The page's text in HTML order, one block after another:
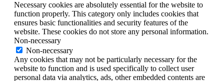
Necessary cookies are absolutely essential for the website to
function properly. This category only includes cookies that
ensures basic functionalities and security features of the
website. These cookies do not store any personal information.
Non-necessary
Non-necessary
Any cookies that may not be particularly necessary for the
website to function and is used specifically to collect user
personal data via analytics, ads, other embedded contents are